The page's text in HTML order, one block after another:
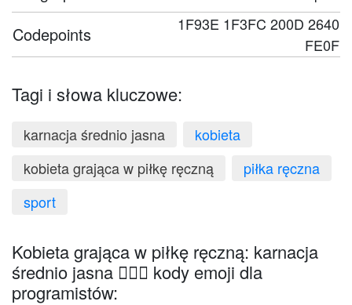
Codepoints
1F93E 1F3FC 200D 2640
FE0F
Tagi i słowa kluczowe:
karnacja średnio jasna
kobieta
kobieta grająca w piłkę ręczną
piłka ręczna
sport
Kobieta grająca w piłkę ręczną: karnacja
średnio jasna 🤾🏼‍♀️ kody emoji dla
programistów: